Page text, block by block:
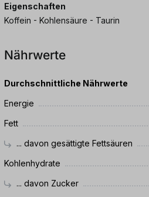
Eigenschaften
Koffein - Kohlensäure - Taurin
Nährwerte
Durchschnittliche Nährwerte
Energie
Fett
... davon gesättigte Fettsäuren
Kohlenhydrate
... davon Zucker